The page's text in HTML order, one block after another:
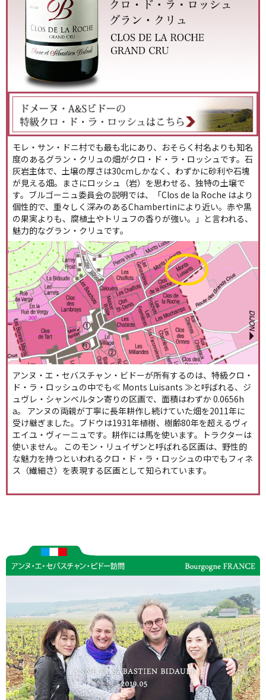
モレ・サン・ドニ村でも最も北にあり、おそらく村名よりも知名
度のあるグラン・クリュの畑がクロ・ド・ラ・ロッシュです。石
灰岩主体で、土壌の厚さは30cmしかなく、わずかに砂利や石塊
が見える畑。まさにロッシュ（岩）を思わせる、独特の土壌で
す。ブルゴーニュ委員会の説明では、「Clos de la Roche はより
個性的で、重々しく深みのあるChambertinにより近い。赤や黒
の果実よりも、腐植土やトリュフの香りが強い。」と言われる、
魅力的なグラン・クリュです。
アンヌ・エ・セバスチャン・ビドーが所有するのは、特級クロ・
ド・ラ・ロッシュの中でも≪ Monts Luisants ≫と呼ばれる、ジ
ュヴレ・シャンベルタン寄りの区画で、面積はわずか 0.0656h
a。 アンヌの両親が丁寧に長年耕作し続けていた畑を2011年に
受け継ぎました。ブドウは1931年植樹、樹齢80年を超えるヴィ
エイユ・ヴィーニュです。耕作には馬を使います。トラクターは
使いません。 このモン・リュイザンと呼ばれる区画は、野性的
な魅力を持つといわれるクロ・ド・ラ・ロッシュの中でもフィネ
ス（繊細さ）を表現する区画として知られています。